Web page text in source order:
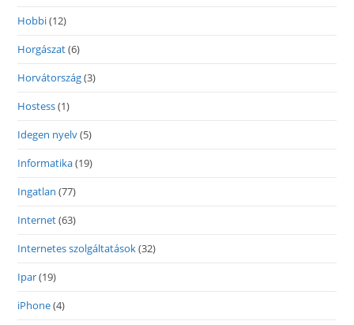
Hobbi(12)
Horgászat(6)
Horvátország(3)
Hostess(1)
Idegen nyelv(5)
Informatika(19)
Ingatlan (77)
Internet(63)
Internetes szolgáltatások(32)
Ipar(19)
iPhone(4)